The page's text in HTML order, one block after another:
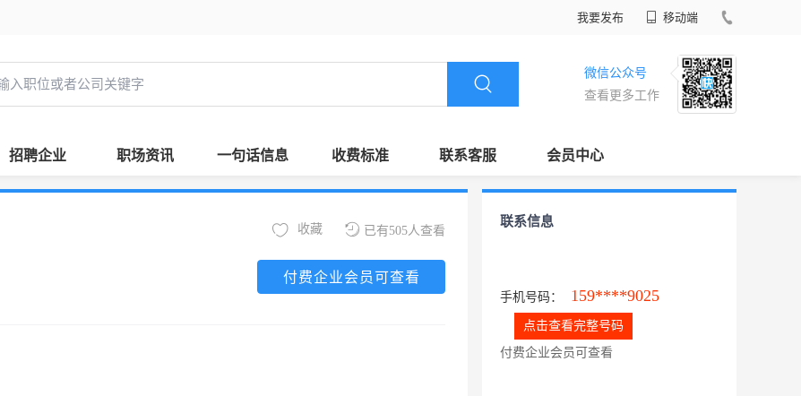
我要发布 移动端
微信公众号
查看更多工作
招聘企业 职场资讯 一句话信息 收费标准 联系客服 会员中心
已有505人查看
收藏
付费企业会员可查看
联系信息
手机号码： 159****9025
点击查看完整号码
付费企业会员可查看